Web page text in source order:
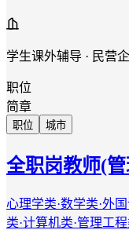
学生课外辅导 · 民营
职位
简章
职位 城市
全职岗教师(
心理学类·数学类·外
类·计算机类·管理工